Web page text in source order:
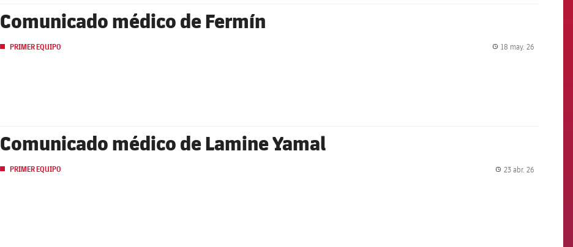
Comunicado médico de Fermín
PRIMER EQUIPO 18 may. 26
Comunicado médico de Lamine Yamal
PRIMER EQUIPO 23 abr. 26